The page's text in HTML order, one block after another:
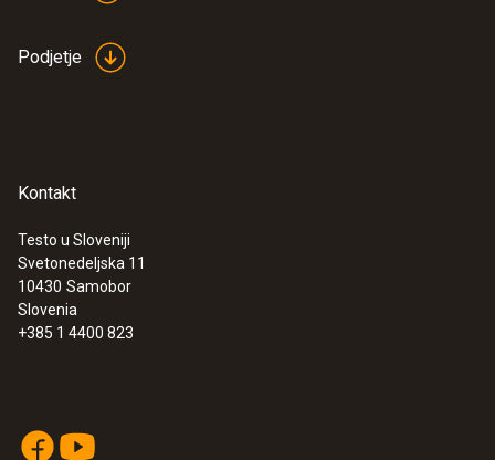
Podjetje
Kontakt
Testo u Sloveniji
Svetonedeljska 11
10430 Samobor
Slovenia
+385 1 4400 823